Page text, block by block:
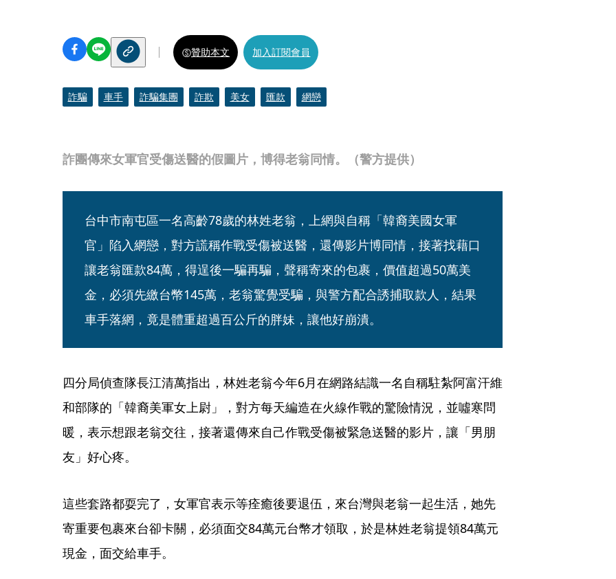
詐團傳來女軍官受傷送醫的假圖片，博得老翁同情。（警方提供）
贊助本文 加入訂閱會員
詐騙 車手 詐騙集團 詐欺 美女 匯款 網戀
台中市南屯區一名高齡78歲的林姓老翁，上網與自稱「韓裔美國女軍
官」陷入網戀，對方謊稱作戰受傷被送醫，還傳影片博同情，接著找藉口
讓老翁匯款84萬，得逞後一騙再騙，聲稱寄來的包裹，價值超過50萬美
金，必須先繳台幣145萬，老翁驚覺受騙，與警方配合誘捕取款人，結果
車手落網，竟是體重超過百公斤的胖妹，讓他好崩潰。
四分局偵查隊長江清萬指出，林姓老翁今年6月在網路結識一名自稱駐紮阿富汗維
和部隊的「韓裔美軍女上尉」，對方每天編造在火線作戰的驚險情況，並噓寒問
暖，表示想跟老翁交往，接著還傳來自己作戰受傷被緊急送醫的影片，讓「男朋
友」好心疼。
這些套路都耍完了，女軍官表示等痊癒後要退伍，來台灣與老翁一起生活，她先
寄重要包裹來台卻卡關，必須面交84萬元台幣才領取，於是林姓老翁提領84萬元
現金，面交給車手。